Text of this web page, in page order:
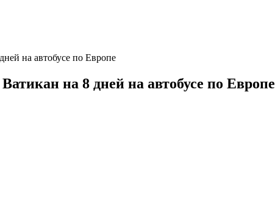
на 8 дней на автобусе по Европе